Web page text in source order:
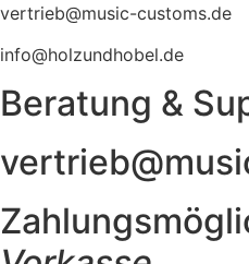
vertrieb@music-customs.de
info@holzundhobel.de
Beratung &